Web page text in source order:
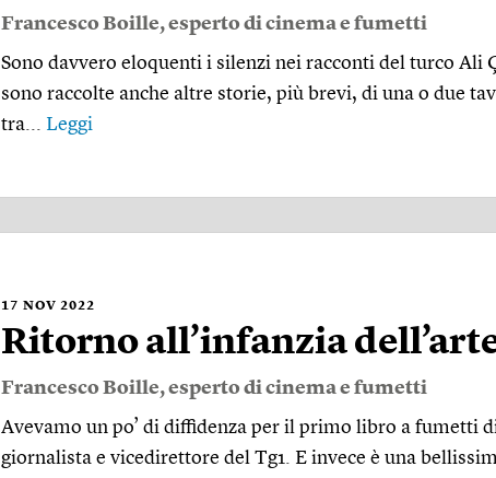
Francesco Boille, esperto di cinema e fumetti
Sono davvero eloquenti i silenzi nei racconti del turco Ali
sono raccolte anche altre storie, più brevi, di una o due
tra... Leggi
17 NOV 2022
Ritorno all’infanzia
Francesco Boille, esperto di cinema e fumetti
Avevamo un po’ di diffidenza per il primo libro a fumetti
giornalista e vice­direttore del Tg1. E invece è una